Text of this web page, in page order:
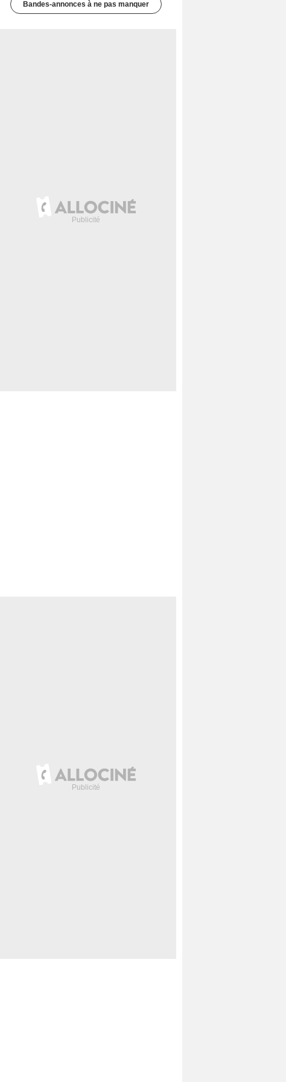
Bandes-annonces à ne pas manquer